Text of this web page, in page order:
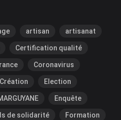
artisan artisanat
Certification qualité
Coronavirus
Création Election
Enquête
de solidarité Formation